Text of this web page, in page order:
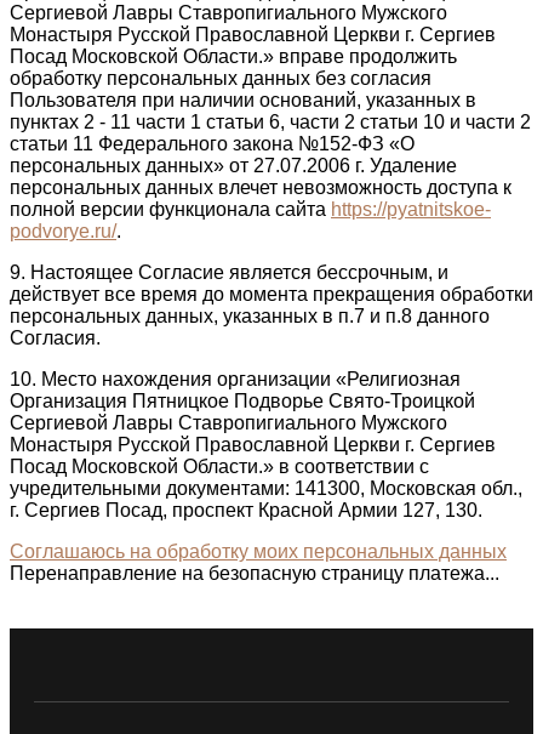
Сергиевой Лавры Ставропигиального Мужского
Монастыря Русской Православной Церкви г. Сергиев
Посад Московской Области.» вправе продолжить
обработку персональных данных без согласия
Пользователя при наличии оснований, указанных в
пунктах 2 - 11 части 1 статьи 6, части 2 статьи 10 и части 2
статьи 11 Федерального закона №152-ФЗ «О
персональных данных» от 27.07.2006 г. Удаление
персональных данных влечет невозможность доступа к
полной версии функционала сайта https://pyatnitskoe-
podvorye.ru/.
9. Настоящее Согласие является бессрочным, и
действует все время до момента прекращения обработки
персональных данных, указанных в п.7 и п.8 данного
Согласия.
10. Место нахождения организации «Религиозная
Организация Пятницкое Подворье Свято-Троицкой
Сергиевой Лавры Ставропигиального Мужского
Монастыря Русской Православной Церкви г. Сергиев
Посад Московской Области.» в соответствии с
учредительными документами: 141300, Московская обл.,
г. Сергиев Посад, проспект Красной Армии 127, 130.
Соглашаюсь на обработку моих персональных данных
Перенаправление на безопасную страницу платежа...